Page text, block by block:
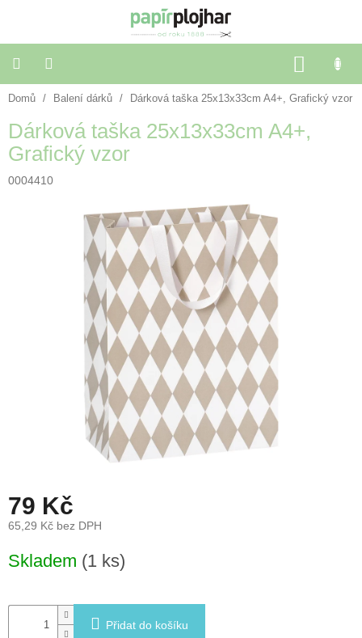
KOŠÍK
Balení
Dekorace
doplňky
Novinky
Přihlášení
Domů / Balení dárků / Dárková taška 25x13x33cm A4+, Grafický vzor
Dárková taška 25x13x33cm A4+,
Grafický vzor
0004410
79 Kč
65,29 Kč bez DPH
cena:
Skladem (1 ks)
Přidat do košíku